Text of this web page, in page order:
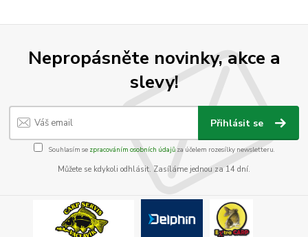
Nepropásněte novinky, akce a
slevy!
Přihlásit se
Souhlasím se zpracováním osobních údajůza účelem rozesílky newsletteru.
Můžete se kdykoli odhlásit. Zasíláme jednou za 14 dní.